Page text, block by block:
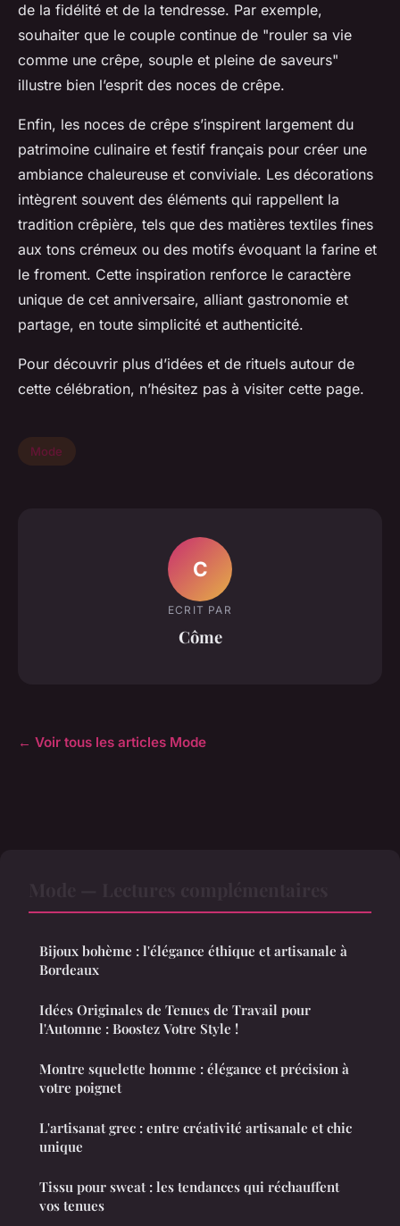
de la fidélité et de la tendresse. Par exemple,
souhaiter que le couple continue de "rouler sa vie
comme une crêpe, souple et pleine de saveurs"
illustre bien l’esprit des noces de crêpe.
Enfin, les noces de crêpe s’inspirent largement du
patrimoine culinaire et festif français pour créer une
ambiance chaleureuse et conviviale. Les décorations
intègrent souvent des éléments qui rappellent la
tradition crêpière, tels que des matières textiles fines
aux tons crémeux ou des motifs évoquant la farine et
le froment. Cette inspiration renforce le caractère
unique de cet anniversaire, alliant gastronomie et
partage, en toute simplicité et authenticité.
Pour découvrir plus d’idées et de rituels autour de
cette célébration, n’hésitez pas à visiter cette page.
Mode
C
ECRIT PAR
Côme
← Voir tous les articles Mode
Bijoux bohème : l'élégance éthique et artisanale à
Bordeaux
Idées Originales de Tenues de Travail pour
l'Automne : Boostez Votre Style !
Montre squelette homme : élégance et précision à
votre poignet
L'artisanat grec : entre créativité artisanale et chic
unique
Tissu pour sweat : les tendances qui réchauffent
vos tenues